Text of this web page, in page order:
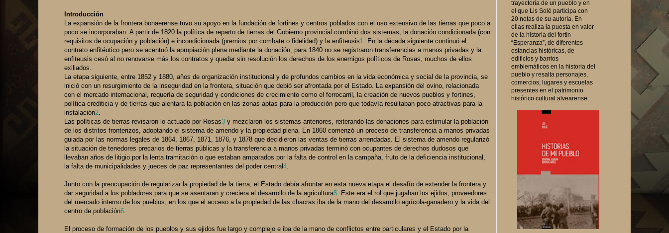
Introducción
La expansión de la frontera bonaerense tuvo su apoyo en la fundación de fortines y centros poblados con el uso extensivo de las tierras que poco a
poco se incorporaban. A partir de 1820 la política de reparto de tierras del Gobierno provincial combinó dos sistemas, la donación condicionada (con
requisitos de ocupación y población) e incondicionada (premios por combate o fidelidad) y la enfiteusis1
. En la década siguiente continuó el
contrato enfitéutico pero se acentuó la apropiación plena mediante la donación; para 1840 no se registraron transferencias a manos privadas y la
enfiteusis cesó al no renovarse más los contratos y quedar sin resolución los derechos de los enemigos políticos de Rosas, muchos de ellos
exiliados.
La etapa siguiente, entre 1852 y 1880, años de organización institucional y de profundos cambios en la vida económica y social de la provincia, se
inició con un resurgimiento de la inseguridad en la frontera, situación que debió ser afrontada por el Estado. La expansión del ovino, relacionada
con el mercado internacional, requería de seguridad y condiciones de crecimiento como el ferrocarril, la creación de nuevos pueblos y fortines,
política crediticia y de tierras que alentara la población en las zonas aptas para la producción pero que todavía resultaban poco atractivas para la
instalación2
Las políticas de tierras revisaron lo actuado por Rosas3 y mezclaron los sistemas anteriores, reiterando las donaciones para estimular la población
de los distritos fronterizos, adoptando el sistema de arriendo y la propiedad plena. En 1860 comenzó un proceso de transferencia a manos privadas
guiada por las normas legales de 1864, 1867, 1871, 1876, y 1878 que decidieron las ventas de tierras arrendadas. El sistema de arriendo regularizó
la situación de tenedores precarios de tierras públicas y la transferencia a manos privadas terminó con ocupantes de derechos dudosos que
llevaban años de litigio por la lenta tramitación o que estaban amparados por la falta de control en la campaña, fruto de la deficiencia institucional,
la falta de municipalidades y jueces de paz representantes del poder central4
Junto con la preocupación de regularizar la propiedad de la tierra, el Estado debía afrontar en esta nueva etapa el desafío de extender la frontera y
dar seguridad a los pobladores para que se asentaran y creciera el desarrollo de la agricultura5 . Este era el rol que jugaban los ejidos, proveedores
del mercado interno de los pueblos, en los que el acceso a la propiedad de las chacras iba de la mano del desarrollo agrícola-ganadero y la vida del
centro de población6
El proceso de formación de los pueblos y sus ejidos fue largo y complejo e iba de la mano de conflictos entre particulares y el Estado por la
trayectoria de un pueblo y en
el que Lis Solé participa con
20 notas de su autoría. En
ellas realiza la puesta en valor
de la historia del fortín
“Esperanza”, de diferentes
estancias históricas, de
edificios y barrios
emblemáticos en la historia del
pueblo y resalta personajes,
comercios, lugares y escuelas
presentes en el patrimonio
histórico cultural alvearense.